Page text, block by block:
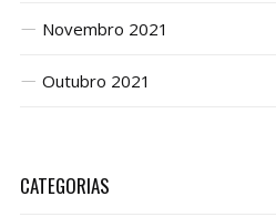
Novembro 2021
Outubro 2021
CATEGORIAS